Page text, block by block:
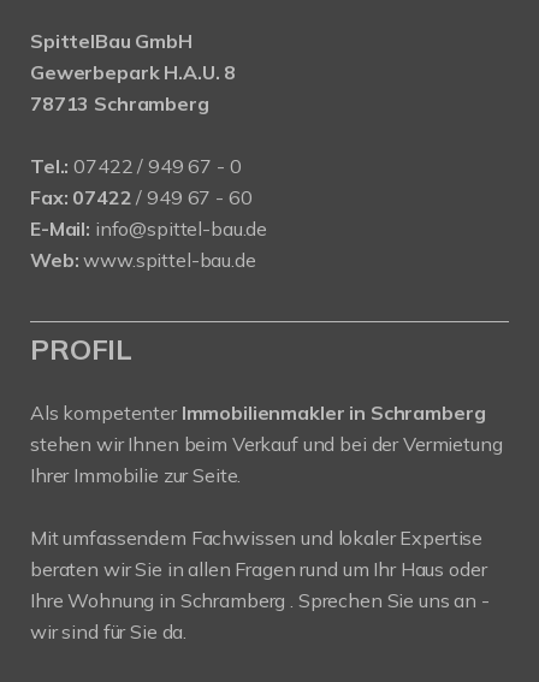
SpittelBau GmbH
Gewerbepark H.A.U. 8
78713 Schramberg
Tel.: 07422 / 949 67 - 0
Fax: 07422 / 949 67 - 60
E-Mail: info@spittel-bau.de
Web: www.spittel-bau.de
PROFIL
Als kompetenter Immobilienmakler in Schramberg
stehen wir Ihnen beim Verkauf und bei der Vermietung
Ihrer Immobilie zur Seite.
Mit umfassendem Fachwissen und lokaler Expertise
beraten wir Sie in allen Fragen rund um Ihr Haus oder
Ihre Wohnung in Schramberg . Sprechen Sie uns an -
wir sind für Sie da.